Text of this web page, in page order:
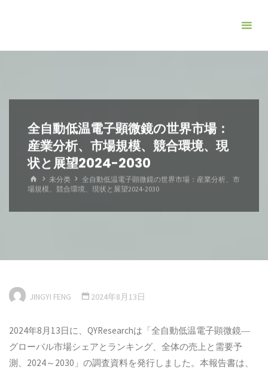
全自動低温電子顕微鏡の世界市場：
産業分析、市場規模、競合環境、現
状と展望2024-2030
ホ
ー
未分类
全自動低温電子顕微鏡の世界市場：産業分析、市
場規模、競合環境、現状と展望2024-2030
JINGYI FENG 2024年8月13日
2024年8月13日に、QYResearchは「全自動低温電子顕微鏡―
グローバル市場シェアとランキング、全体の売上と需要予
測、2024～2030」の調査資料を発行しました。本報告書は、